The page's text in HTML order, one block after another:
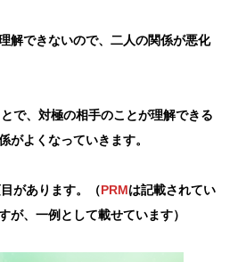
解できないので、二人の関係が悪化
で、対極の相手のことが理解できる
がよくなっていきます。
があります。（PRMは記載されてい
が、一例として載せています）